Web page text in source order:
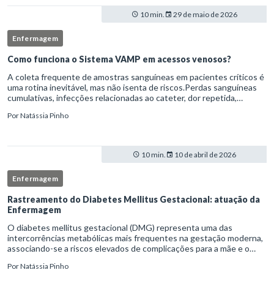
10 min. 29 de maio de 2026
Enfermagem
Como funciona o Sistema VAMP em acessos venosos?
A coleta frequente de amostras sanguíneas em pacientes críticos é
uma rotina inevitável, mas não isenta de riscos.Perdas sanguíneas
cumulativas, infecções relacionadas ao cateter, dor repetida,
PorNatássia Pinho
10 min. 10 de abril de 2026
Enfermagem
Rastreamento do Diabetes Mellitus Gestacional: atuação da
Enfermagem
O diabetes mellitus gestacional (DMG) representa uma das
intercorrências metabólicas mais frequentes na gestação moderna,
associando-se a riscos elevados de complicações para a mãe e o
enferm
PorNatássia Pinho